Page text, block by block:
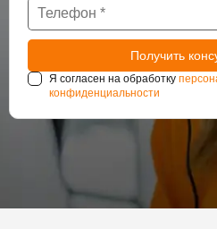
Я согласен на обработку
конфиденциальности